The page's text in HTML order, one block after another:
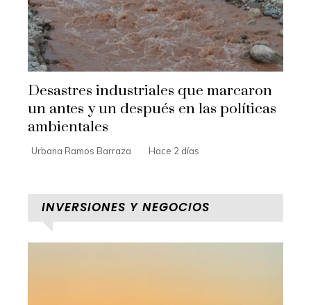
Desastres industriales que marcaron
un antes y un después en las políticas
ambientales
Urbana Ramos Barraza Hace 2 días
INVERSIONES Y NEGOCIOS